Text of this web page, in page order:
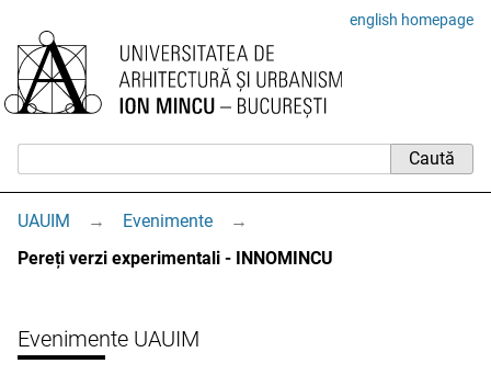
english homepage
UAUIM → Evenimente
→
Pereți verzi experimentali - INNOMINCU
Evenimente UAUIM